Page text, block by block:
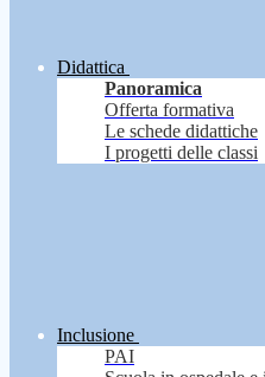
Didattica
Panoramica
Offerta formativa
Le schede didattiche
I progetti delle classi
Inclusione
PAI